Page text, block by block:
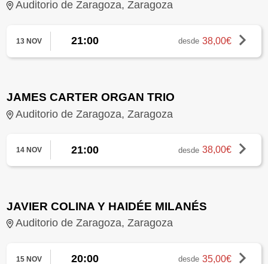
Auditorio de Zaragoza, Zaragoza
13 NOV 21:00 desde 38,00€
JAMES CARTER ORGAN TRIO
Auditorio de Zaragoza, Zaragoza
14 NOV 21:00 desde 38,00€
JAVIER COLINA Y HAIDÉE MILANÉS
Auditorio de Zaragoza, Zaragoza
15 NOV 20:00 desde 35,00€